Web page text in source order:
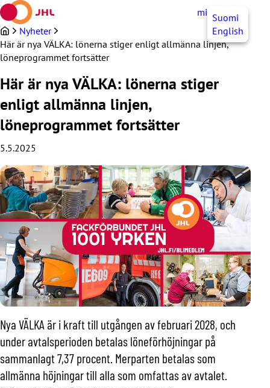
Hoppa
till
innehållet
mittJHL SV
Suomi
English
Nyheter
Här är nya VÄLKA: lönerna stiger enligt allmänna linjen,
löneprogrammet fortsätter
Här är nya VÄLKA: lönerna stiger
enligt allmänna linjen,
löneprogrammet fortsätter
5.5.2025
Nya VÄLKA är i kraft till utgången av februari 2028, och
under avtalsperioden betalas löneförhöjningar på
sammanlagt 7,37 procent. Merparten betalas som
allmänna höjningar till alla som omfattas av avtalet.